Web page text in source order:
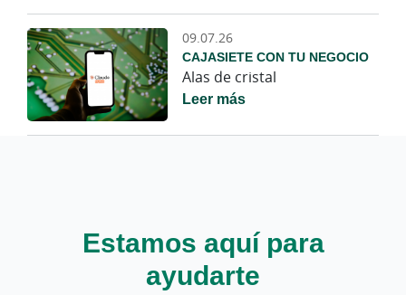
09.07.26
CAJASIETE CON TU NEGOCIO
Alas de cristal
Leer más
Estamos aquí para
ayudarte